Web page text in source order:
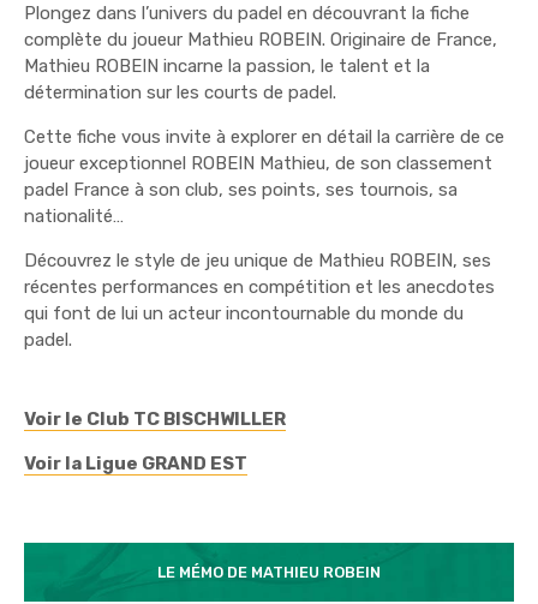
Plongez dans l’univers du padel en découvrant la fiche
complète du joueur Mathieu ROBEIN. Originaire de France,
Mathieu ROBEIN incarne la passion, le talent et la
détermination sur les courts de padel.
Cette fiche vous invite à explorer en détail la carrière de ce
joueur exceptionnel ROBEIN Mathieu, de son classement
padel France à son club, ses points, ses tournois, sa
nationalité…
Découvrez le style de jeu unique de Mathieu ROBEIN, ses
récentes performances en compétition et les anecdotes
qui font de lui un acteur incontournable du monde du
padel.
Voir le Club TC BISCHWILLER
Voir la Ligue GRAND EST
LE MÉMO DE MATHIEU ROBEIN